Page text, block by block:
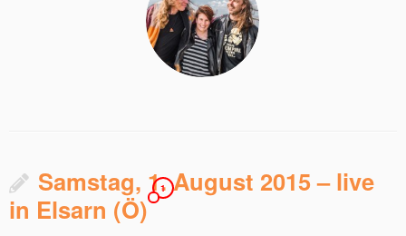
Samstag, 1. August 2015 – live
in Elsarn (Ö)
1